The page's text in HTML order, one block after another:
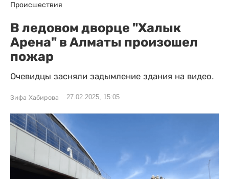
Происшествия
В ледовом дворце "Халык
Арена" в Алматы произошел
пожар
Очевидцы засняли задымление здания на видео.
Зифа Хабирова 27.02.2025, 15:05